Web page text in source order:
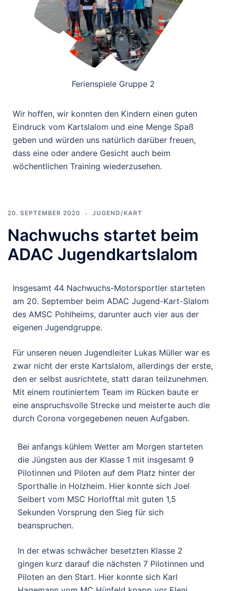
Ferienspiele Gruppe 2
Wir hoffen, wir konnten den Kindern einen guten
Eindruck vom Kartslalom und eine Menge Spaß
geben und würden uns natürlich darüber freuen,
dass eine oder andere Gesicht auch beim
wöchentlichen Training wiederzusehen.
20. SEPTEMBER 2020 JUGEND/KART
Nachwuchs startet beim
ADAC Jugendkartslalom
Insgesamt 44 Nachwuchs-Motorsportler starteten
am 20. September beim ADAC Jugend-Kart-Slalom
des AMSC Pohlheims, darunter auch vier aus der
eigenen Jugendgruppe.
Für unseren neuen Jugendleiter Lukas Müller war es
zwar nicht der erste Kartslalom, allerdings der erste,
den er selbst ausrichtete, statt daran teilzunehmen.
Mit einem routiniertem Team im Rücken baute er
eine anspruchsvolle Strecke und meisterte auch die
durch Corona vorgegebenen neuen Aufgaben.
Bei anfangs kühlem Wetter am Morgen starteten
die Jüngsten aus der Klasse 1 mit insgesamt 9
Pilotinnen und Piloten auf dem Platz hinter der
Sporthalle in Holzheim. Hier konnte sich Joel
Seibert vom MSC Horlofftal mit guten 1,5
Sekunden Vorsprung den Sieg für sich
beanspruchen.
In der etwas schwächer besetzten Klasse 2
gingen kurz darauf die nächsten 7 Pilotinnen und
Piloten an den Start. Hier konnte sich Karl